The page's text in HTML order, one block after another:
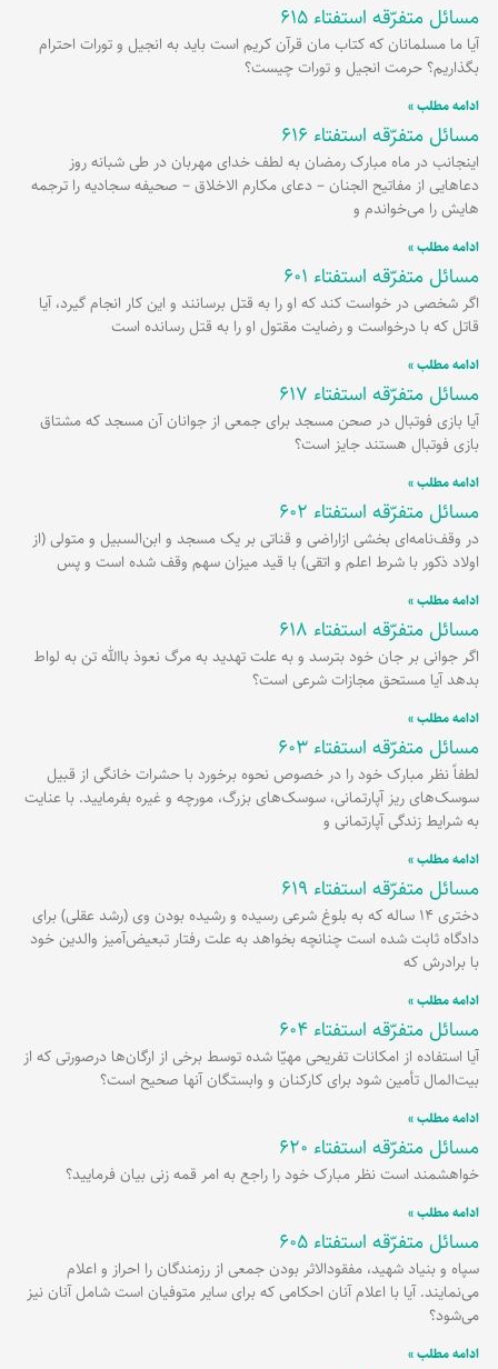
مسائل متفرّقه استفتاء 615
آیا ما مسلمانان که کتاب مان قرآن کریم است باید به انجیل و تورات احترام
بگذاریم؟ حرمت انجیل و تورات چیست؟
ادامه مطلب »
مسائل متفرّقه استفتاء 616
اینجانب در ماه مبارک رمضان به لطف خدای مهربان در طی شبانه روز
دعاهایی از مفاتیح الجنان – دعای مکارم الاخلاق – صحیفه سجادیه را ترجمه
هایش را می‌خواندم و
ادامه مطلب »
مسائل متفرّقه استفتاء 601
اگر شخصی در خواست کند که او را به قتل برسانند و این کار انجام گیرد، آیا
قاتل که با درخواست و رضایت مقتول او را به قتل رسانده است
ادامه مطلب »
مسائل متفرّقه استفتاء 617
آیا بازی فوتبال در صحن مسجد برای جمعی از جوانان آن مسجد که مشتاق
بازی فوتبال هستند جایز است؟
ادامه مطلب »
مسائل متفرّقه استفتاء 602
در وقف‌نامه‌ای بخشی ازاراضی و قناتی بر یک مسجد و ابن‌السبیل و متولی (از
اولاد ذکور با شرط اعلم و اتقی) با قید میزان سهم وقف شده است و پس
ادامه مطلب »
مسائل متفرّقه استفتاء 618
اگر جوانی بر جان خود بترسد و به علت تهدید به مرگ نعوذ باالله‌ تن به لواط
بدهد آیا مستحق مجازات شرعی است؟
ادامه مطلب »
مسائل متفرّقه استفتاء 603
لطفاً نظر مبارک خود را در خصوص نحوه برخورد با حشرات خانگی از قبیل
سوسک‌های ریز آپارتمانی، سوسک‌های بزرگ، مورچه و غیره بفرمایید. با عنایت
به شرایط زندگی آپارتمانی و
ادامه مطلب »
مسائل متفرّقه استفتاء 619
دختری 14 ساله که به بلوغ شرعی رسیده و رشیده بودن وی (رشد عقلی) برای
دادگاه ثابت شده است چنانچه بخواهد به علت رفتار تبعیض‌آمیز والدین خود
با برادرش که
ادامه مطلب »
مسائل متفرّقه استفتاء 604
آیا استفاده از امکانات تفریحی مهیّا شده توسط برخی از ارگان‌ها درصورتی که از
بیت‌المال تأمین شود برای کارکنان و وابستگان آنها صحیح است؟
ادامه مطلب »
مسائل متفرّقه استفتاء 620
خواهشمند است نظر مبارک خود را راجع به امر قمه زنی بیان فرمایید؟
ادامه مطلب »
مسائل متفرّقه استفتاء 605
سپاه و بنیاد شهید، مفقودالاثر بودن جمعی از رزمندگان را احراز و اعلام
می‌نمایند. آیا با اعلام آنان احکامی که برای سایر متوفیان است شامل آنان نیز
می‌شود؟
ادامه مطلب »